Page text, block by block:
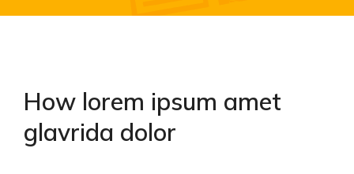
How lorem ipsum amet
glavrida dolor